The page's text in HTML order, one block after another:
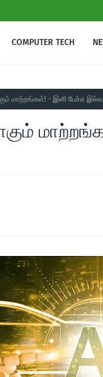
COMPUTER TECH
மாற்றங்கள்! - இனி பேச்சு